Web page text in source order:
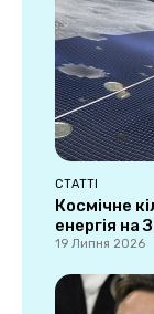
СТАТТІ
Космічне
енергія на
19 Липня 2026